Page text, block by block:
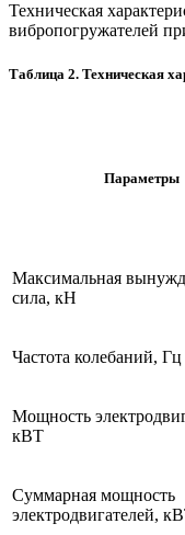
Техническая
вибропогружателей
Таблица 2. Техническая
Параметры
Максимальная
сила, кН
Частота колебаний, Гц
Мощность
кВТ
Суммарная мощность
электродвигателей,